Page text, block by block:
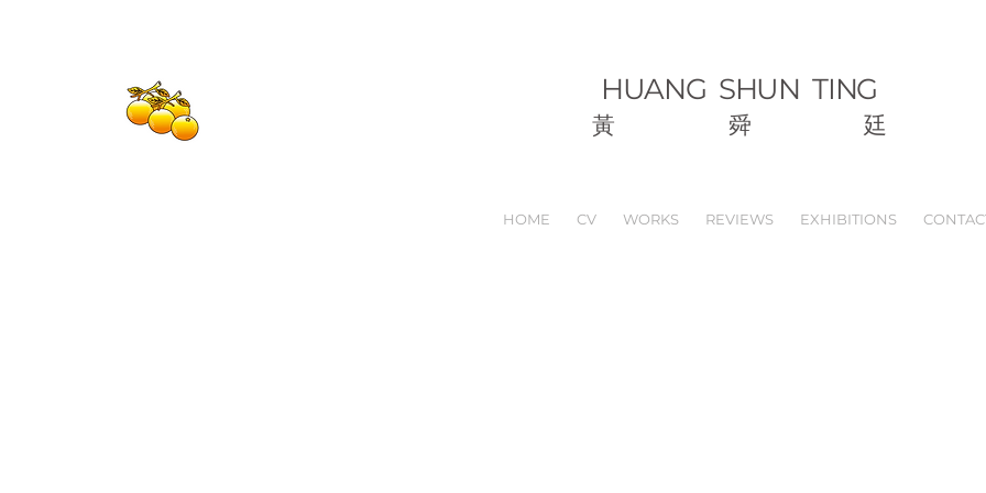
HUANG SHUN TING
黃 舜 廷
HOME CV WORKS REVIEWS EXHIBITIONS